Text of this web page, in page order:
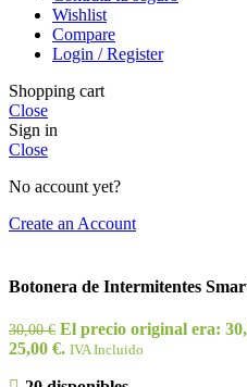
Wishlist
Compare
Login / Register
Shopping cart
Close
Sign in
Close
No account yet?
Create an Account
Botonera de Intermitentes
30,00€ El precio original era:
25,00 €. IVA Incluido